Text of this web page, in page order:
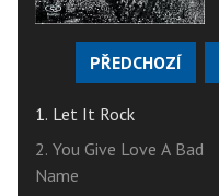
PŘEDCHOZÍ
1. Let It Rock
2. You Give Love A Bad
Name